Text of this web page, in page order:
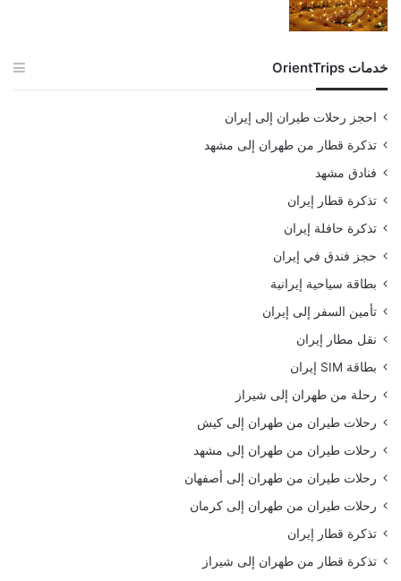
خدمات OrientTrips
احجز رحلات طيران إلى إيران
تذكرة قطار من طهران إلى مشهد
فنادق مشهد
تذكرة قطار إيران
تذكرة حافلة إيران
حجز فندق في إيران
بطاقة سياحية إيرانية
تأمين السفر إلى إيران
نقل مطار إيران
بطاقة SIM إيران
رحلة من طهران إلى شيراز
رحلات طيران من طهران إلى كيش
رحلات طيران من طهران إلى مشهد
رحلات طيران من طهران إلى أصفهان
رحلات طيران من طهران إلى كرمان
تذكرة قطار إيران
تذكرة قطار من طهران إلى شيراز